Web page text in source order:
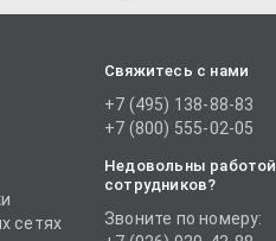
сетях
Свяжитесь с нами
+7 (495) 138-88-83
+7 (800) 555-02-05
Недовольны работой
сотрудников?
Звоните по номеру: